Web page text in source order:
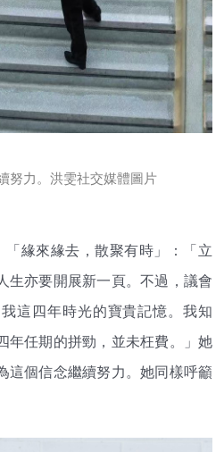
努力。洪雯社交媒體圖片
緣來緣去，散聚有時」：「立
生亦要開展新一頁。不過，議會
這四年時光的寶貴記憶。我知
年任期的拼勁，並未枉費。」她
這個信念繼續努力。她同樣呼籲